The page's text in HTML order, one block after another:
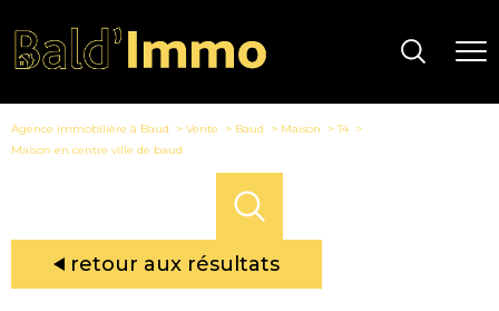
Agence immobilière à Baud Vente Baud Maison
T4
Maison en centre ville de baud
retour aux résultats